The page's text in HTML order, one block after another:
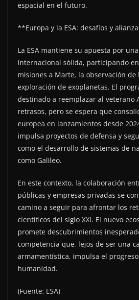
espacial en el futuro.
**Europa y la ESA: desafíos y
La ESA mantiene su apuesta por
internacional sólida, participando
misiones a Marte, la observación de
exploración de exoplanetas. El
destinado a reemplazar al veterano
retrasos, pero se espera que
europea en lanzamientos desde
impulsa proyectos de defensa y
como el desarrollo de sistemas de
como Galileo.
En este contexto, la colaboración
públicas y empresas privadas se
camino a seguir para afrontar los
científicos del siglo XXI. El nuevo
promete descubrimientos
competencia que, lejos de ser una
armamentística, impulsa el
humanidad.
(Fuente: ESA)